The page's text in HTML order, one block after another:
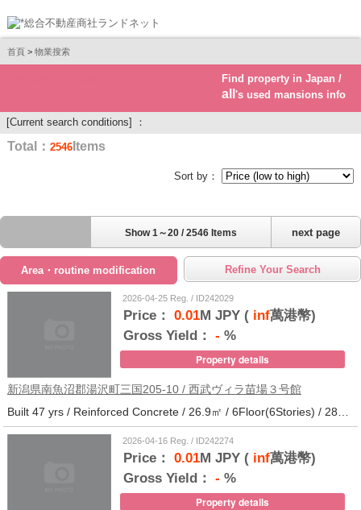
首頁 > 物業搜索
Find property in Japan /
all 's used mansions info
[Current search conditions] ：
Total： 2546Items
Sort by：
next page
Show 1～20 / 2546 Items
Area・routine modification Refine Your Search
2026-04-25 Reg. / ID242029
Price： 0.01M JPY (inf萬港幣)
Gross Yield： - %
Property details
新潟県南魚沼郡湯沢町三国205-10 / 西武ヴィラ苗場３号館
2026-04-16 Reg. / ID242274
Price： 0.01M JPY (inf萬港幣)
Gross Yield： - %
Property details